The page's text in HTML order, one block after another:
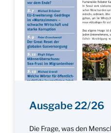
Ausgabe 22/26
Die Frage, was den